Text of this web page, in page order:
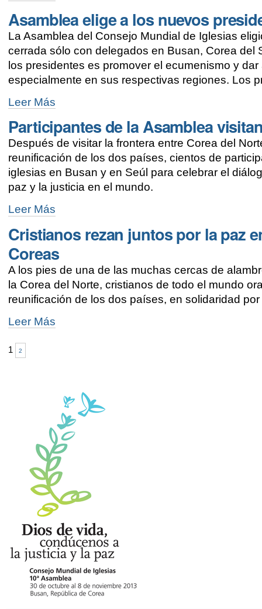
y
testimonios
de
acción
en
mundo
contemporáneo
Asamblea elige a los nuevos
La Asamblea del Consejo Mundial de Iglesias
cerrada sólo con delegados en Busan, Corea del
los presidentes es promover el ecumenismo y
especialmente en sus respectivas regiones. Los
Asamblea
elige
a
los
nuevos
presidentes
del
CMI
-
Leer Más
Participantes de la Asamblea
Después de visitar la frontera entre Corea del
reunificación de los dos países, cientos de
iglesias en Busan y en Seúl para celebrar el
paz y la justicia en el mundo.
Participantes
de
la
Asamblea
visitan
iglesias
coreanas
Leer Más
Cristianos rezan juntos por la paz
Coreas
A los pies de una de las muchas cercas de
la Corea del Norte, cristianos de todo el mundo
reunificación de los dos países, en solidaridad
Cristianos
rezan
juntos
por
Leer Más
1 2